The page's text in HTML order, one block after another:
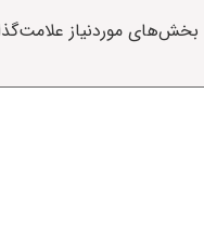
بخش‌های موردنیاز